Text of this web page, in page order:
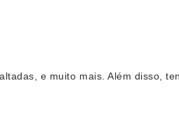
e muito mais. Além disso,